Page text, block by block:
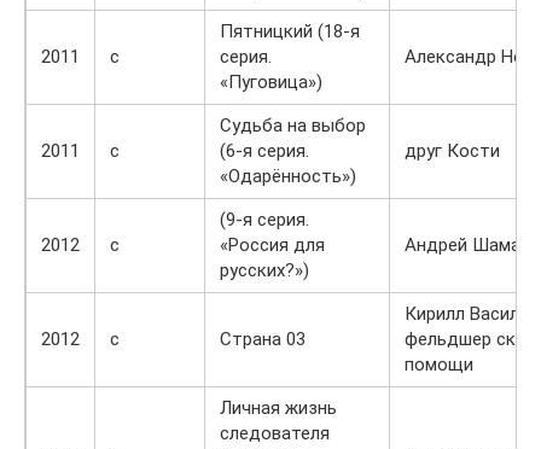
2011 с
Пятницкий (18-я
серия.
«Пуговица»)
Александр
2011 с
Судьба на выбор
(6-я серия.
«Одарённость»)
друг Кости
2012 с
(9-я серия.
«Россия для
русских?»)
Андрей
2012 с Страна 03
Кирилл
фельдшер
помощи
Личная жизнь
следователя